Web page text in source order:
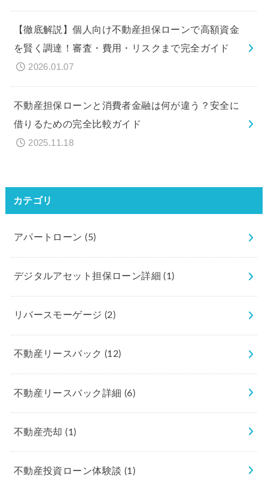
【徹底解説】個人向け不動産担保ローンで高額資金
を賢く調達！審査・費用・リスクまで完全ガイド
2026.01.07
不動産担保ローンと消費者金融は何が違う？安全に
借りるための完全比較ガイド
2025.11.18
カテゴリ
アパートローン(5)
デジタルアセット担保ローン詳細(1)
リバースモーゲージ (2)
不動産リースバック (12)
不動産リースバック詳細 (6)
不動産売却(1)
不動産投資ローン体験談 (1)